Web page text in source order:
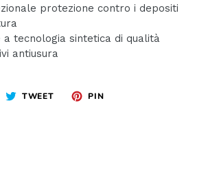
protezione contro i depositi
a tecnologia sintetica di qualità
antiusura
TWEET TWITTAPIN